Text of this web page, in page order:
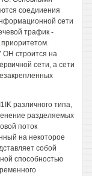
соедииения
сети
трафик -
ОН строится на
сети, а сети
различного типа,
разделяемых
поток
на некоторое
собой
способностью